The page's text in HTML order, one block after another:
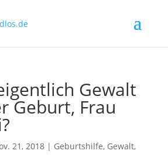
Gewalt
Geburt, Frau
21, 2018| Geburtshilfe, Gewalt,